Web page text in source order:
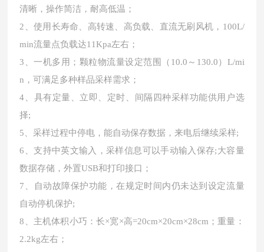
清晰，操作简洁，耐高低温；
2、使用长寿命、高转速、高负载、直流无刷风机，100L/
min流量点负载达11Kpa左右；
3、一机多用；颗粒物流量设定范围（10.0～130.0）L/mi
n，可满足多种样品采样需求；
4、具有定量、立即、定时、间隔四种采样功能供用户选
择;
5、采样过程中停电，能自动保存数据，来电后继续采样;
6、支持中英文输入，采样信息可以手动输入保存;大容量
数据存储，外置USB和打印接口；
7、自动故障保护功能，在规定时间内仍未达到设定流量
自动停机保护;
8、主机体积小巧：长×宽×高=20cm×20cm×28cm；重量：
2.2kg左右；